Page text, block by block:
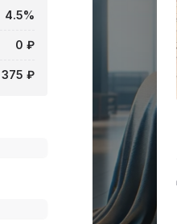
4.5%
0 ₽
375 ₽